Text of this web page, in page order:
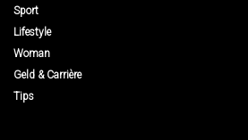
Sport
Lifestyle
Woman
Geld & Carrière
Tips